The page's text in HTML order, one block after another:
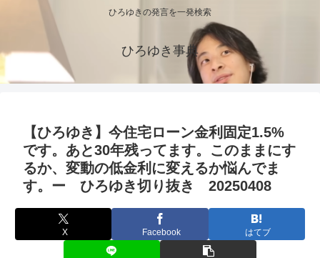
ひろゆきの発言を一発検索
ひろゆき事典
【ひろゆき】今住宅ローン金利固定1.5%
です。あと30年残ってます。このままにす
るか、変動の低金利に変えるか悩んでま
す。ー ひろゆき切り抜き 20250408
X Facebook はてブ